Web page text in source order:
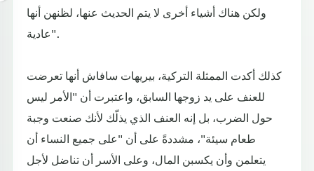
ولكن هناك أشياء أخرى لا يتم الحديث عنها، لظنهن أنها
عادية".
كذلك أكدت الممثلة التركية، بيريهات سافاش أنها تعرضت
للعنف على يد زوجها السابق، واعتبرت أن "الأمر ليس
حول الضرب، بل إنه العنف الذي يذلّك لأنك صنعت وجبة
طعام سيئة"، مشددةً على أن "على جميع النساء أن
يتعلمن وأن يكسبن المال، وعلى الأسر أن تناضل لأجل